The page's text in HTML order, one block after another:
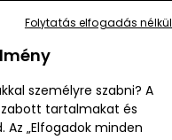
személyre szabni? A
tartalmakat és
„Elfogadok minden
Folytatás elfogadás nélkül